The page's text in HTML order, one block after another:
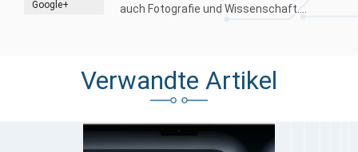
Google+
auch Fotografie und Wissenschaft....
Verwandte Artikel